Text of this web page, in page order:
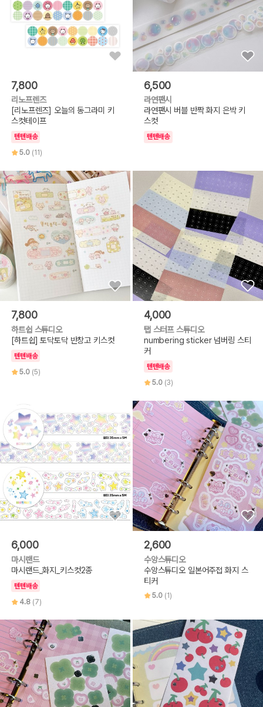
7,800
리노프렌즈
[리노프렌즈] 오늘의 동그라미 키
스컷테이프
텐텐배송
5.0 (11)
6,500
라연팬시
라연팬시 버블 반짝 화지 은박 키
스컷
텐텐배송
7,800
하트쉽 스튜디오
[하트쉽] 토닥토닥 반창고 키스컷
텐텐배송
5.0 (5)
4,000
탭 스터프 스튜디오
numbering sticker 넘버링 스티
커
텐텐배송
5.0 (3)
6,000
마시랜드
마시랜드_화지_키스컷2종
텐텐배송
4.8 (7)
2,600
수앙스튜디오
수앙스튜디오 일본어주접 화지 스
티커
5.0 (1)